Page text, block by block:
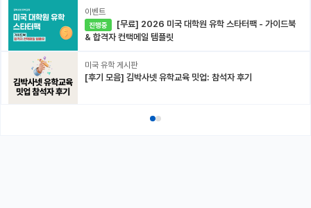
이벤트
진행중
& 합격자 컨택메일 템플릿
미국 유학 게시판
[후기 모음] 김박사넷 유학교육 밋업: 참석자 후기